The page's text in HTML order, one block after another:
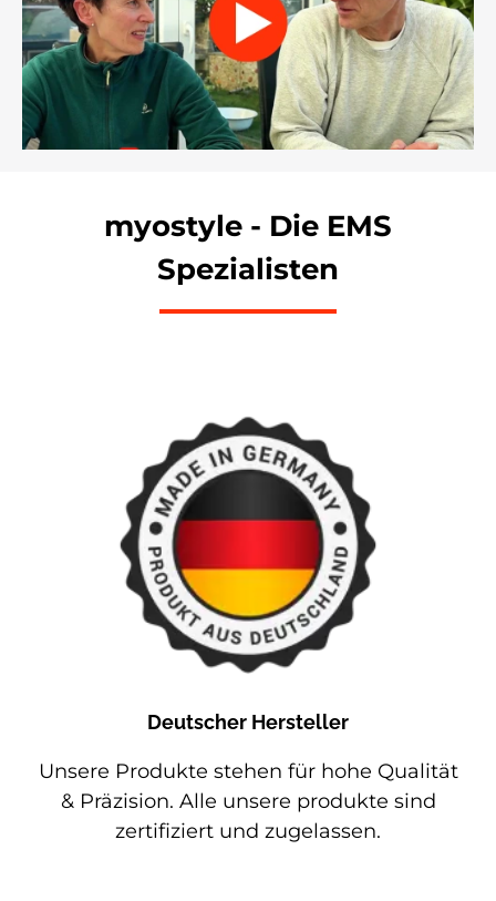
myostyle - Die EMS
Spezialisten
Deutscher Hersteller
Unsere Produkte stehen für hohe Qualität
& Präzision. Alle unsere produkte sind
zertifiziert und zugelassen.